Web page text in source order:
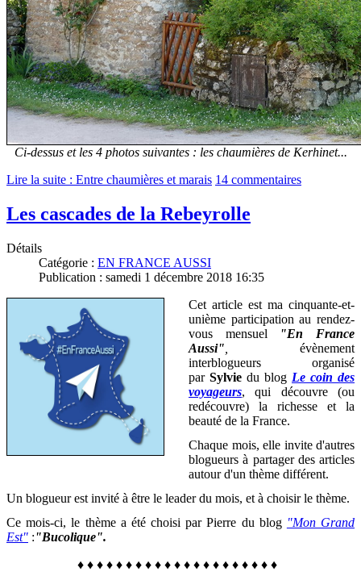
Ci-dessus et les 4 photos suivantes : les chaumières de Kerhinet...
Lire la suite : Entre chaumières et marais 14 commentaires
Les cascades de la Rebeyrolle
Détails
Catégorie : EN FRANCE AUSSI
Publication : samedi 1 décembre 2018 16:35
Cet article est ma cinquante-et-
unième participation au rendez-
vous mensuel
"En France
Aussi"
évènement
interblogueurs organisé
par Sylvie du blog Le coin des
voyageurs, qui découvre (ou
redécouvre) la richesse et la
beauté de la France.
Chaque mois, elle invite d'autres
blogueurs à partager des articles
autour d'un thème différent.
Un blogueur est invité à être le leader du mois, et à choisir le thème.
Ce mois-ci, le thème a été choisi par Pierre du blog "Mon Grand
Est" :"Bucolique".
♦ ♦ ♦ ♦ ♦ ♦ ♦ ♦ ♦ ♦ ♦ ♦ ♦ ♦ ♦ ♦ ♦ ♦ ♦ ♦ ♦